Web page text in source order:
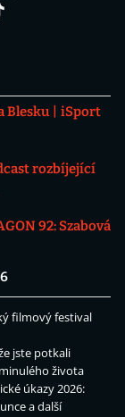
Blesku
iSport
rozbíjející
92: Szabová
filmový festival
jste potkali
života
úkazy 2026:
a další